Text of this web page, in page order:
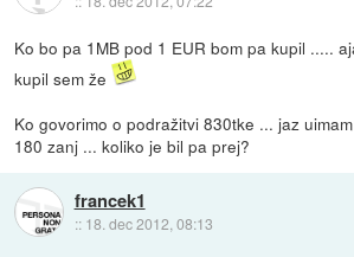
Ko bo pa 1MB pod 1 EUR bom pa kupil .....
kupil sem že
Ko govorimo o podražitvi 830tke ... jaz
180 zanj ... koliko je bil pa prej?
francek1
:: 18. dec 2012, 08:13